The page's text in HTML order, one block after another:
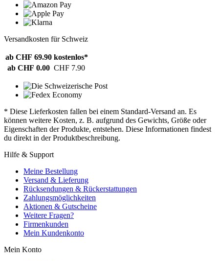
Versandkosten für Schweiz
ab CHF 69.90 kostenlos*
ab CHF 0.00 CHF 7.90
* Diese Lieferkosten fallen bei einem Standard-Versand an. Es
können weitere Kosten, z. B. aufgrund des Gewichts, Größe oder
Eigenschaften der Produkte, entstehen. Diese Informationen findest
du direkt in der Produktbeschreibung.
Hilfe & Support
Meine Bestellung
Versand & Lieferung
Rücksendungen & Rückerstattungen
Zahlungsmöglichkeiten
Aktionen & Gutscheine
Weitere Fragen?
Firmenkunden
Mein Kundenkonto
Mein Konto